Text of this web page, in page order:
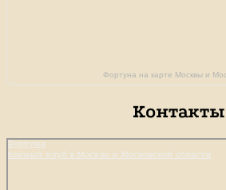
Фортуна на карте Москвы и
Контакты
Фортуна
Конный клуб в Москве и Московской области